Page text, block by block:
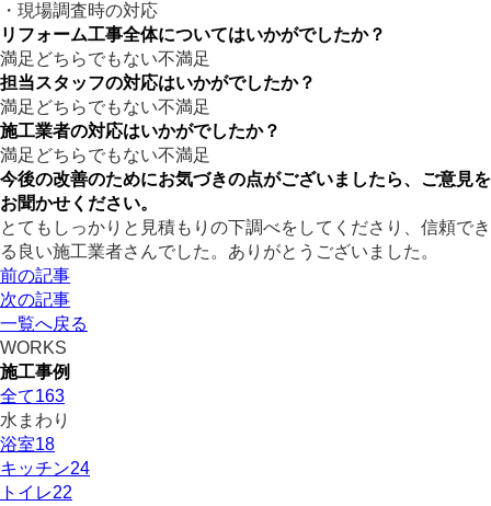
・現場調査時の対応
リフォーム工事全体についてはいかがでしたか？
満足 どちらでもない不満足
担当スタッフの対応はいかがでしたか？
満足 どちらでもない不満足
施工業者の対応はいかがでしたか？
満足 どちらでもない不満足
今後の改善のためにお気づきの点がございましたら、ご意見を
お聞かせください。
とてもしっかりと見積もりの下調べをしてくださり、信頼でき
る良い施工業者さんでした。ありがとうございました。
前の記事
次の記事
一覧へ戻る
WORKS
施工事例
全て163
水まわり
浴室18
キッチン24
トイレ22